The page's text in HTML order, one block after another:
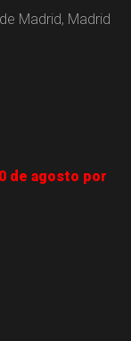
Madrid, Madrid
de agosto por